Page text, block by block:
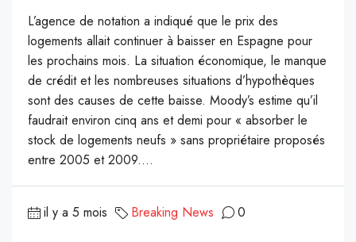
L’agence de notation a indiqué que le prix des
logements allait continuer à baisser en Espagne pour
les prochains mois. La situation économique, le manque
de crédit et les nombreuses situations d’hypothèques
sont des causes de cette baisse. Moody’s estime qu’il
faudrait environ cinq ans et demi pour « absorber le
stock de logements neufs » sans propriétaire proposés
entre 2005 et 2009....
il y a 5 mois Breaking News 0